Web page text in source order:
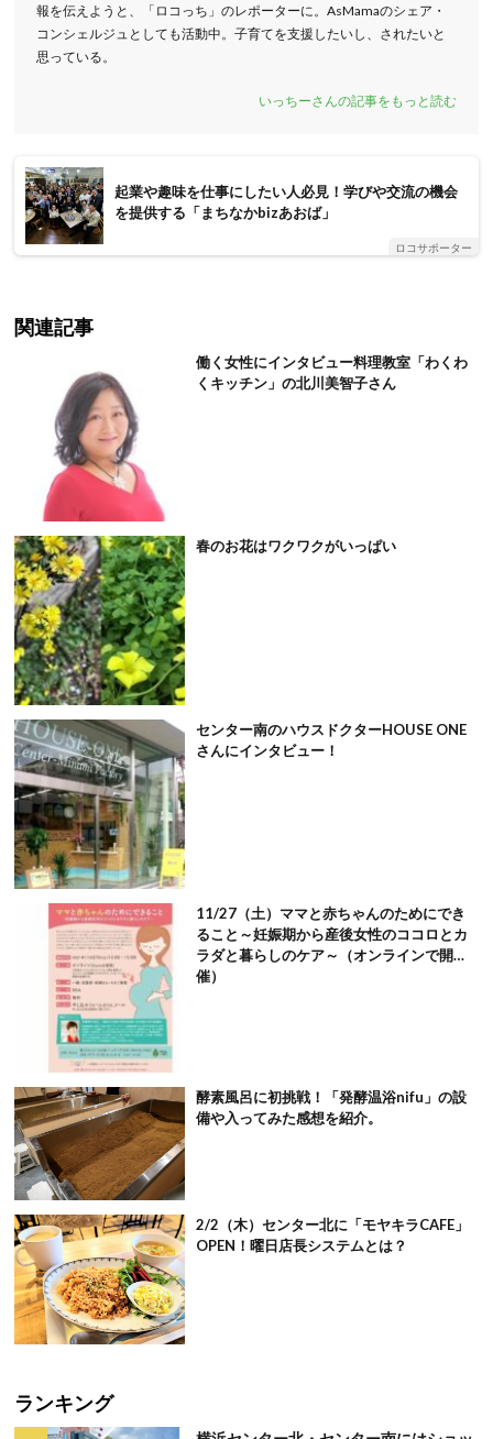
報を伝えようと、「ロコっち」のレポーターに。AsMamaのシェア・
コンシェルジュとしても活動中。子育てを支援したいし、されたいと
思っている。
いっちーさんの記事をもっと読む
起業や趣味を仕事にしたい人必見！学びや交流の機会
を提供する「まちなかbizあおば」
ロコサポーター
関連記事
働く女性にインタビュー料理教室「わくわ
くキッチン」の北川美智子さん
春のお花はワクワクがいっぱい
センター南のハウスドクターHOUSE ONE
さんにインタビュー！
11/27（土）ママと赤ちゃんのためにでき
ること～妊娠期から産後女性のココロとカ
ラダと暮らしのケア～（オンラインで開
催）
酵素風呂に初挑戦！「発酵温浴nifu」の設
備や入ってみた感想を紹介。
2/2（木）センター北に「モヤキラCAFE」
OPEN！曜日店長システムとは？
ランキング